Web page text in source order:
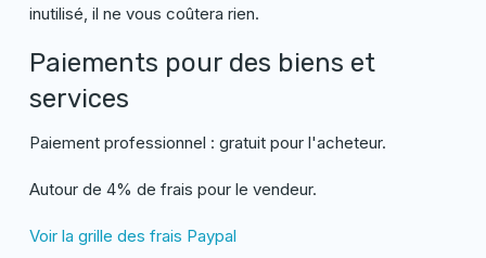
inutilisé, il ne vous coûtera rien.
Paiements pour des biens et
services
Paiement professionnel : gratuit pour l'acheteur.
Autour de 4% de frais pour le vendeur.
Voir la grille des frais Paypal